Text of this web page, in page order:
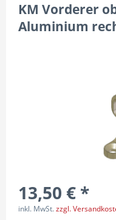
KM Vorderer
Aluminium
13,50 € *
inkl. MwSt.zzgl.